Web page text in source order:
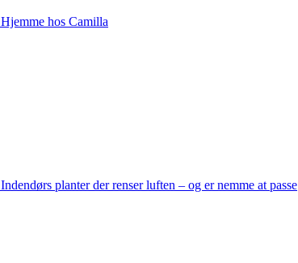
Hjemme hos Camilla
Indendørs planter der renser luften – og er nemme at passe